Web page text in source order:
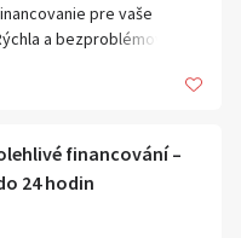
pre vaše
a bezproblémová
alebo nás kontaktujte:
financování –
24 hodin